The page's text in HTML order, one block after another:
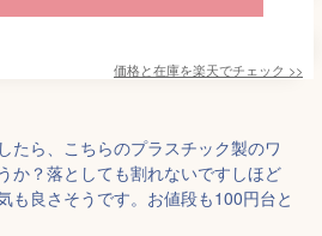
価格と在庫を楽天でチェック >>
たら、こちらのプラスチック製のワ
か？落としても割れないですしほど
も良さそうです。お値段も100円台と